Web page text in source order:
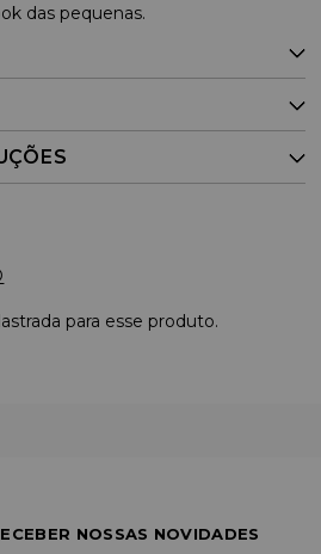
das pequenas.
para esse produto.
NOSSAS NOVIDADES